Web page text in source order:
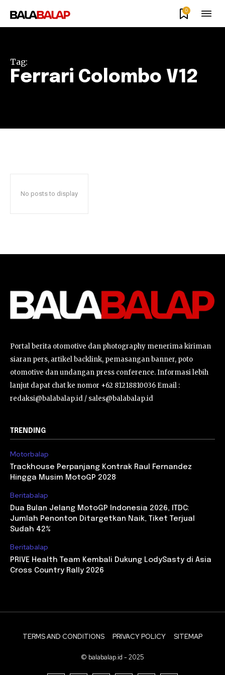
0
Tag:
Ferrari Colombo V12
No posts to display
Portal berita otomotive dan photography menerima kiriman
siaran pers, artikel backlink, pemasangan banner, poto
otomotive dan undangan press conference. Informasi lebih
lanjut dapat chat ke nomor +62 81218810036 Email :
redaksi@balabalap.id / sales@balabalap.id
TRENDING
Motorbalap
Trackhouse Perpanjang Kontrak Raul Fernandez
Hingga Musim MotoGP 2028
Beritabalap
Dua Bulan Jelang MotoGP Indonesia 2026, ITDC:
Jumlah Penonton Ditargetkan Naik, Tiket Terjual
Sudah 42%
Beritabalap
PRIVE Health Team Kembali Dukung LodySasty di Asia
Cross Country Rally 2026
TERMS AND CONDITIONS PRIVACY POLICY SITEMAP
© balabalap.id - 2025